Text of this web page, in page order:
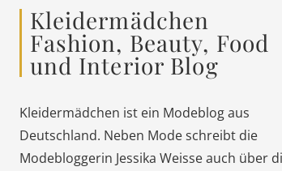
Kleidermädchen
Fashion, Beauty, Food
und Interior Blog
Kleidermädchen ist ein Modeblog aus
Deutschland. Neben Mode schreibt die
Modebloggerin Jessika Weisse auch über